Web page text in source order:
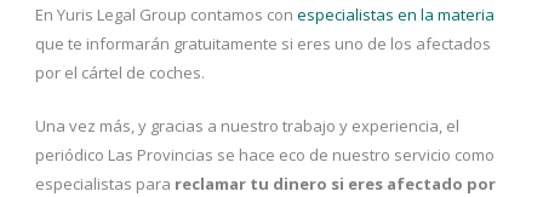
En Yuris Legal Group contamos con especialistas en la materia
que te informarán gratuitamente si eres uno de los afectados
por el cártel de coches.
Una vez más, y gracias a nuestro trabajo y experiencia, el
periódico Las Provincias se hace eco de nuestro servicio como
especialistas para reclamar tu dinero si eres afectado por